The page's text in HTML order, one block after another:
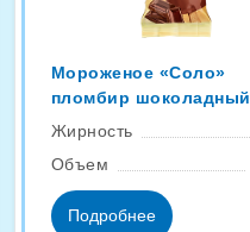
Мороженое «Соло»
пломбир шоколадный
Жирность
Объем
Подробнее